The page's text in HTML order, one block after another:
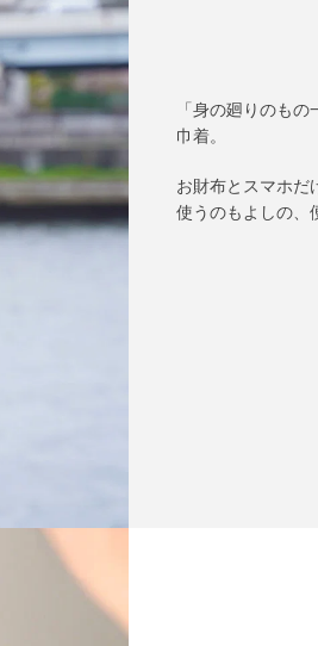
「身の廻りのも
巾着。
お財布とスマホだ
使うのもよしの、